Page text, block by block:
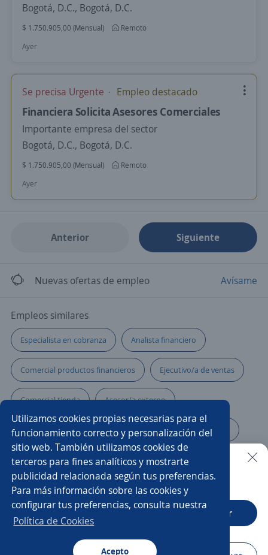
Utilizamos cookies propias necesarias para el
funcionamiento correcto y personalización del
sitio web. También utilizamos cookies de
terceros para fines analíticos y mostrarte
publicidad relacionada según tus preferencias.
Para más información sobre las cookies y
configurar tus preferencias, consulta nuestra
Política de Cookies
Acepto
Bogotá, D.C., Bogotá, D.C.
$ 1.750.905,00 (Mensual)
Remoto
Ayer
Se precisa Urgente Empleo destacado
Financiera Solicita Asesores Comerciales
Importante empresa del sector
Bogotá, D.C., Bogotá, D.C.
$ 1.750.905,00 (Mensual)
Remoto
Ayer
Anterior Siguiente
Nuevas ofertas de empleo Avísame
Empleos similares
Especialista en cobranza Analista financiero
Comercial productos financieros Ejecutivo/a de ventas
Comercial tienda Asesor/a externo
Subgerente nacional de ventas Ejecutivo/a financiero
Servicio al cliente Call center
Agente ventas telemarketing Asesor/a financiero externo
Asesor/a comercial
Analista de cartera
Buscar es más fácil en la app
CT App Abrir